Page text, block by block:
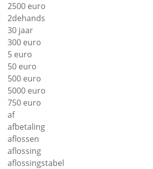
2500 euro
2dehands
30 jaar
300 euro
5 euro
50 euro
500 euro
5000 euro
750 euro
af
afbetaling
aflossen
aflossing
aflossingstabel